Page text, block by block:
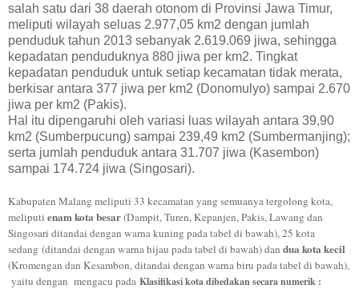
salah satu dari 38 daerah otonom di Provinsi Jawa Timur,
meliputi wilayah seluas 2.977,05 km2 dengan jumlah
penduduk tahun 2013 sebanyak 2.619.069 jiwa, sehingga
kepadatan penduduknya 880 jiwa per km2. Tingkat
kepadatan penduduk untuk setiap kecamatan tidak merata,
berkisar antara 377 jiwa per km2 (Donomulyo) sampai 2.670
jiwa per km2 (Pakis).
Hal itu dipengaruhi oleh variasi luas wilayah antara 39,90
km2 (Sumberpucung) sampai 239,49 km2 (Sumbermanjing);
serta jumlah penduduk antara 31.707 jiwa (Kasembon)
sampai 174.724 jiwa (Singosari).
Kabupaten Malang meliputi 33 kecamatan yang semuanya tergolong kota,
meliputi enam kota besar(Dampit, Turen, Kepanjen, Pakis, Lawang dan
Singosari ditandai dengan warna kuning pada tabel di bawah), 25 kota
sedang (ditandai dengan warna hijau pada tabel di bawah) dan dua kota kecil
(Kromengan dan Kesambon, ditandai dengan warna biru pada tabel di bawah),
yaitu dengan mengacu pada Klasifikasi kota dibedakan secara numerik :